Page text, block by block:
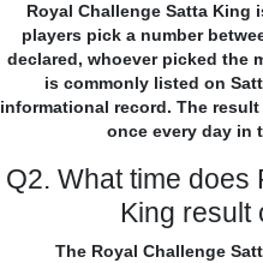
Royal Challenge Satta King
players pick a number
declared, whoever picked the
is commonly listed on
informational record. The
once every day in
Q2. What time does
King result
The Royal Challenge